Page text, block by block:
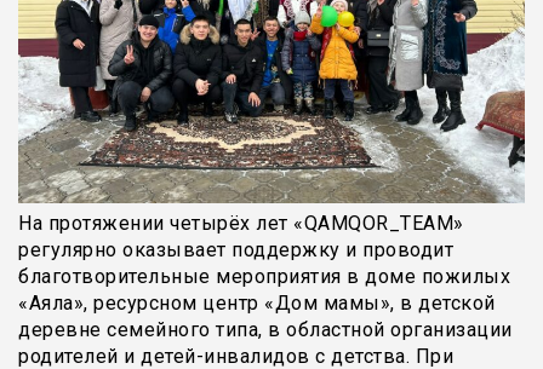
На протяжении четырёх лет «QAMQOR_TEAM»
регулярно оказывает поддержку и проводит
благотворительные мероприятия в доме пожилых
«Аяла», ресурсном центр «Дом мамы», в детской
деревне семейного типа, в областной организации
родителей и детей-инвалидов с детства. При